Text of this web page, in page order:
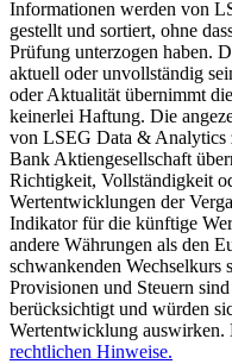
Informationen werden von
gestellt und sortiert, ohne
Prüfung unterzogen haben.
aktuell oder unvollständig
oder Aktualität übernimmt
keinerlei Haftung. Die
von LSEG Data & Analytics
Bank Aktiengesellschaft
Richtigkeit, Vollständigkeit
Wertentwicklungen der
Indikator für die künftige
andere Währungen als den
schwankenden Wechselkurs
Provisionen und Steuern
berücksichtigt und würden
Wertentwicklung auswirken.
rechtlichen Hinweise.